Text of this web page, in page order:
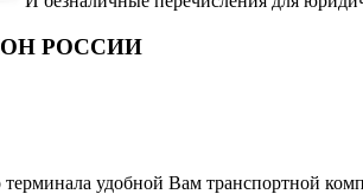
РОССИИ
терминала удобной Вам транспортной